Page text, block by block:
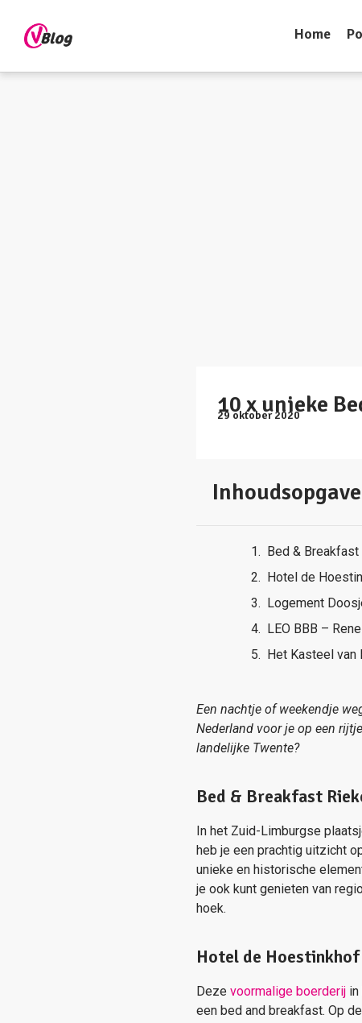
Home
10 x unieke
29 oktober 2020
Inhoudsopgave
Bed &
Hotel de
Logement
LEO BBB –
Het Kasteel van
Een nachtje of weekendje
Nederland voor je op een
landelijke Twente?
Bed & Breakfast
In het Zuid-Limburgse
heb je een prachtig uitzicht
unieke en historische
je ook kunt genieten van
hoek.
Hotel de
Deze voormalige boerderij
een bed and breakfast. Op